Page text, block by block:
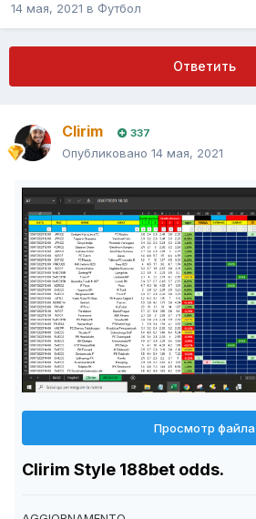
14 мая, 2021 в Футбол
Ответить
Clirim 337
Опубликовано 14 мая, 2021
Просмотр файла
Clirim Style 188bet odds.